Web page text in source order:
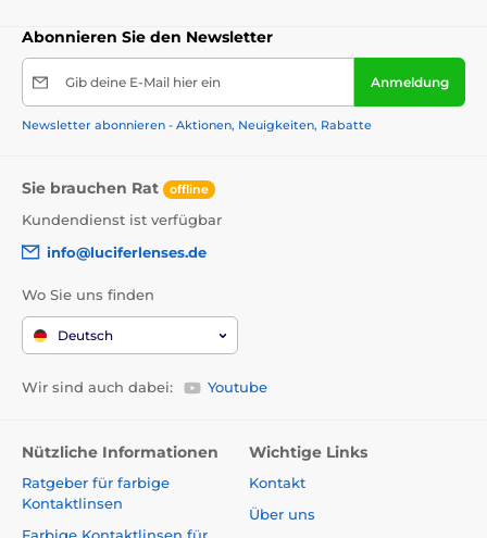
Abonnieren Sie den Newsletter
Gib deine E-Mail hier ein Anmeldung
Newsletter abonnieren - Aktionen, Neuigkeiten, Rabatte
Sie brauchen Rat offline
Kundendienst ist verfügbar
info@luciferlenses.de
Wo Sie uns finden
Deutsch
Wir sind auch dabei: Youtube
Nützliche Informationen
Ratgeber für farbige
Kontaktlinsen
Wichtige Links
Kontakt
Über uns